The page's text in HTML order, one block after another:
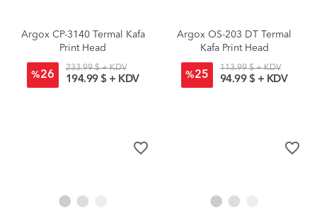
Argox CP-3140 Termal Kafa
Print Head
%26
233.99 $ + KDV
194.99 $ + KDV
Argox OS-203 DT Termal
Kafa Print Head
%25
113.99 $ + KDV
94.99 $ + KDV
favorite_border favorite_border